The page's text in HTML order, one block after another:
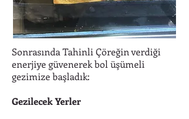
Sonrasında Tahinli Çöreğin verdiği
enerjiye güvenerek bol üşümeli
gezimize başladık:
Gezilecek Yerler